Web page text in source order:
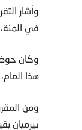
في
وكان
هذا
ومن